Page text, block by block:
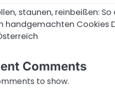
staunen, reinbeißen:
handgemachten Cookies
Comments
to show.